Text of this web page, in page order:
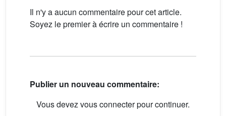
Il n'y a aucun commentaire pour cet article.
Soyez le premier à écrire un commentaire !
Publier un nouveau commentaire:
Vous devez vous connecter pour continuer.